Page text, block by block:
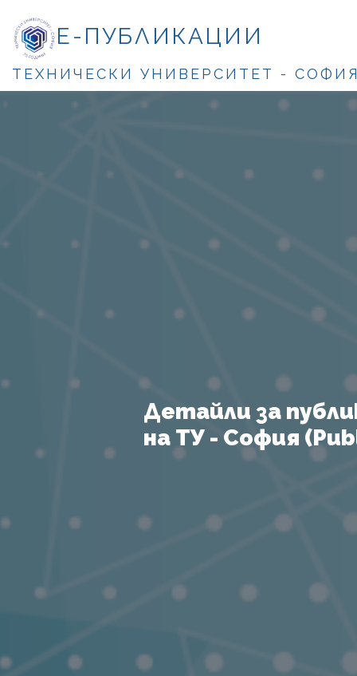
Е-ПУБЛИКАЦИИ
ТЕХНИЧЕСКИ УНИВЕРСИТЕТ -
Детайли за
на ТУ - София